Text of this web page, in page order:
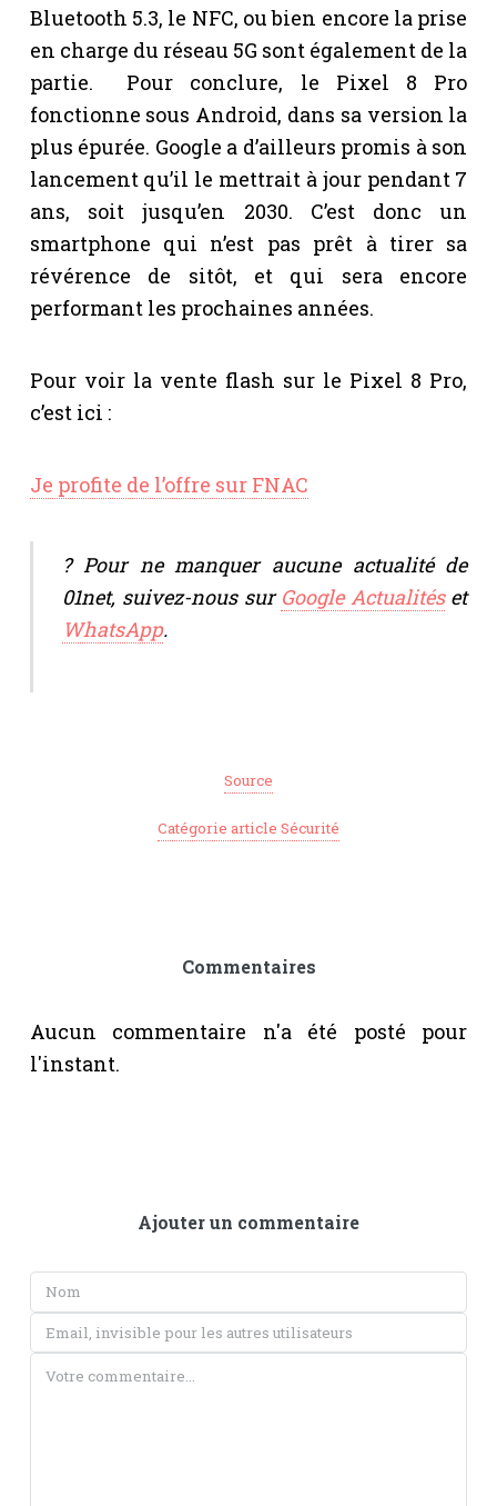
Bluetooth 5.3, le NFC, ou bien encore la prise
en charge du réseau 5G sont également de la
partie. Pour conclure, le Pixel 8 Pro
fonctionne sous Android, dans sa version la
plus épurée. Google a d’ailleurs promis à son
lancement qu’il le mettrait à jour pendant 7
ans, soit jusqu’en 2030. C’est donc un
smartphone qui n’est pas prêt à tirer sa
révérence de sitôt, et qui sera encore
performant les prochaines années.
Pour voir la vente flash sur le Pixel 8 Pro,
c’est ici :
Je profite de l’offre sur FNAC
? Pour ne manquer aucune actualité de
01net, suivez-nous sur Google Actualitéset
WhatsApp.
Source
Catégorie article Sécurité
Ajouter un commentaire
Commentaires
Aucun commentaire n'a été posté pour
l'instant.